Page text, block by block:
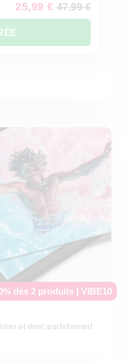
25,99 € 47,99 €
dès 2 produits | VIBE10
et donc parfaitement